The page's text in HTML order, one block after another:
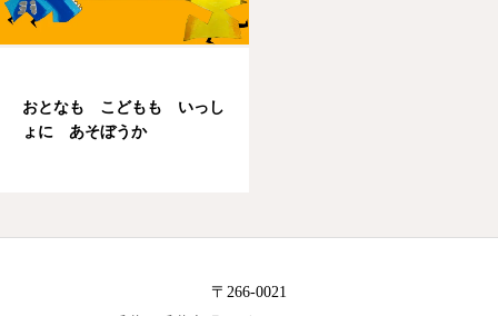
おとなも こどもも いっし
ょに あそぼうか
〒266-0021